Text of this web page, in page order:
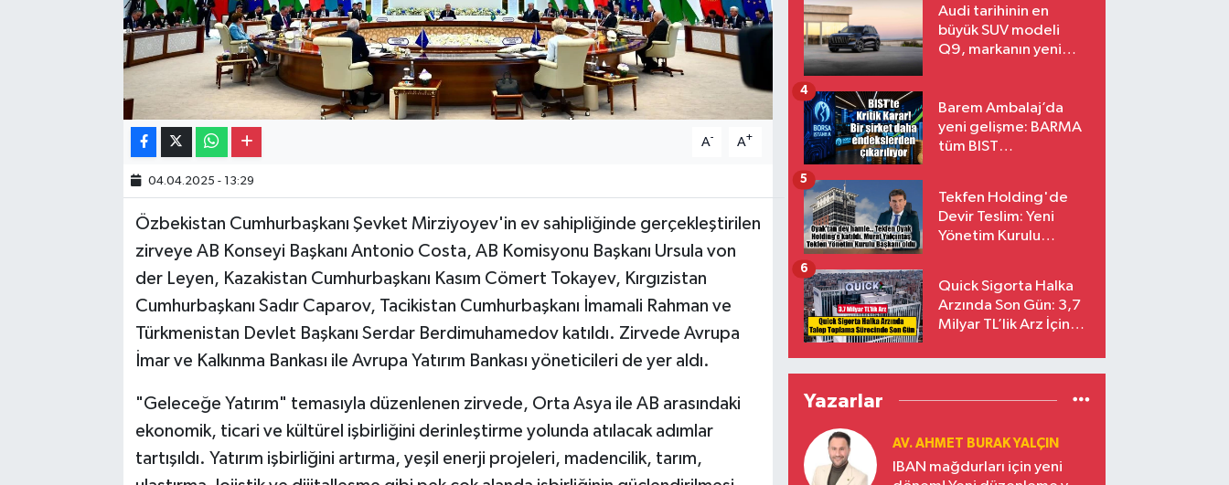
A- A+
04.04.2025 - 13:29
Özbekistan Cumhurbaşkanı Şevket Mirziyoyev'in ev sahipliğinde gerçekleştirilen
zirveye AB Konseyi Başkanı Antonio Costa, AB Komisyonu Başkanı Ursula von
der Leyen, Kazakistan Cumhurbaşkanı Kasım Cömert Tokayev, Kırgızistan
Cumhurbaşkanı Sadır Caparov, Tacikistan Cumhurbaşkanı İmamali Rahman ve
Türkmenistan Devlet Başkanı Serdar Berdimuhamedov katıldı. Zirvede Avrupa
İmar ve Kalkınma Bankası ile Avrupa Yatırım Bankası yöneticileri de yer aldı.
"Geleceğe Yatırım" temasıyla düzenlenen zirvede, Orta Asya ile AB arasındaki
ekonomik, ticari ve kültürel işbirliğini derinleştirme yolunda atılacak adımlar
tartışıldı. Yatırım işbirliğini artırma, yeşil enerji projeleri, madencilik, tarım,
Audi tarihinin en
büyük SUV modeli
Q9, markanın yeni
Barem Ambalaj’da
yeni gelişme: BARMA
tüm BIST
4
Tekfen Holding'de
Devir Teslim: Yeni
Yönetim Kurulu
5
Quick Sigorta Halka
Arzında Son Gün: 3,7
Milyar TL’lik Arz İçin
Eriyor
6
Yazarlar
AV. AHMET BURAK YALÇIN
IBAN mağdurları için yeni